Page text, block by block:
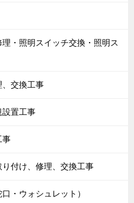
・照明スイッチ交換・照明ス
、交換工事
設置工事
事
付け、修理、交換工事
・ウォシュレット）